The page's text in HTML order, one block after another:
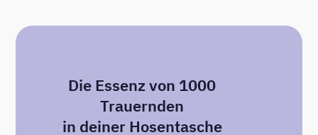
Die Essenz von 1000
Trauernden
in deiner Hosentasche